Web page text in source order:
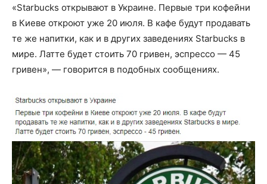
«Starbucks открывают в Украине. Первые три кофейни
в Киеве откроют уже 20 июля. В кафе будут продавать
те же напитки, как и в других заведениях Starbucks в
мире. Латте будет стоить 70 гривен, эспрессо — 45
гривен», — говорится в подобных сообщениях.